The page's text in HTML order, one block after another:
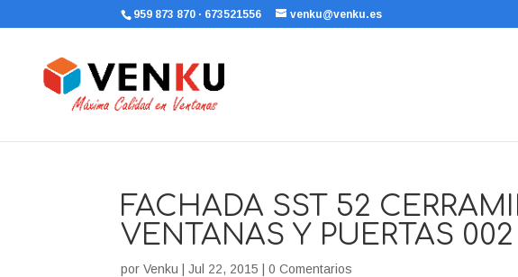
959 873 870 · 673521556 venku@venku.es
FACHADA SST 52
VENTANAS Y PUERTAS 002
porVenku |Jul 22, 2015 |0 Comentarios